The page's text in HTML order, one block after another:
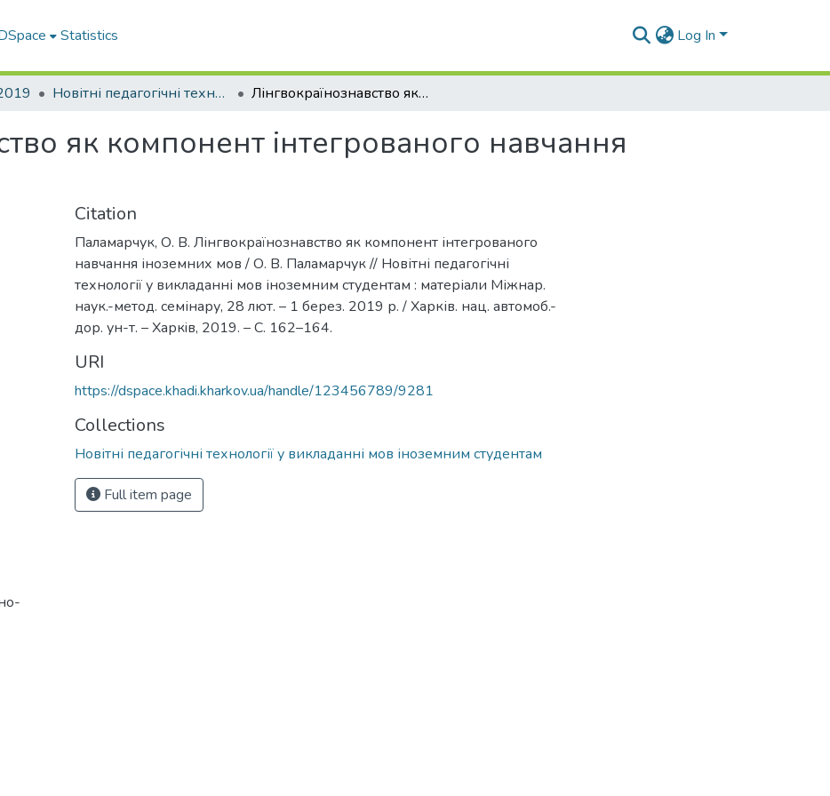
Statistics Log In
Новітні педагогічні технології у викладанні мов іноземним студентам Лінгвокраїнознавство як компонент інтегрованого навчання іноземних мов
як компонент інтегрованого навчання
Citation
Паламарчук, О. В. Лінгвокраїнознавство як компонент інтегрованого
навчання іноземних мов / О. В. Паламарчук // Новітні педагогічні
технології у викладанні мов іноземним студентам : матеріали Міжнар.
наук.-метод. семінару, 28 лют. – 1 берез. 2019 р. / Харків. нац. автомоб.-
дор. ун-т. – Харкiв, 2019. – С. 162–164.
URI
https://dspace.khadi.kharkov.ua/handle/123456789/9281
Collections
Новітні педагогічні технології у викладанні мов іноземним студентам
Full item page